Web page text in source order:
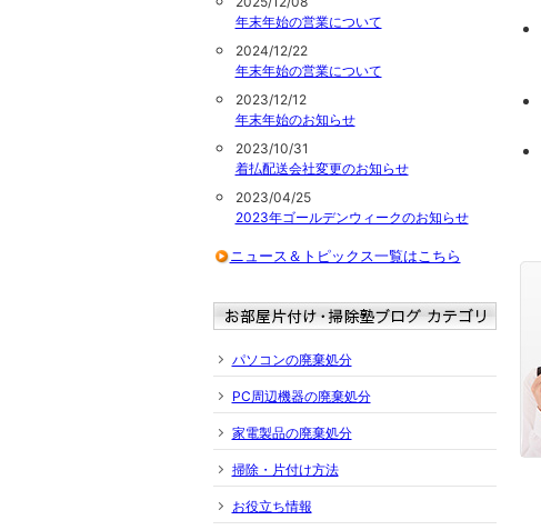
年末年始の営業について
2024/12/22
年末年始の営業について
2023/12/12
年末年始のお知らせ
2023/10/31
着払配送会社変更のお知らせ
2023/04/25
2023年ゴールデンウィークのお知らせ
ニュース＆トピックス一覧はこちら
パソコンの廃棄処分
PC周辺機器の廃棄処分
家電製品の廃棄処分
掃除・片付け方法
お役立ち情報